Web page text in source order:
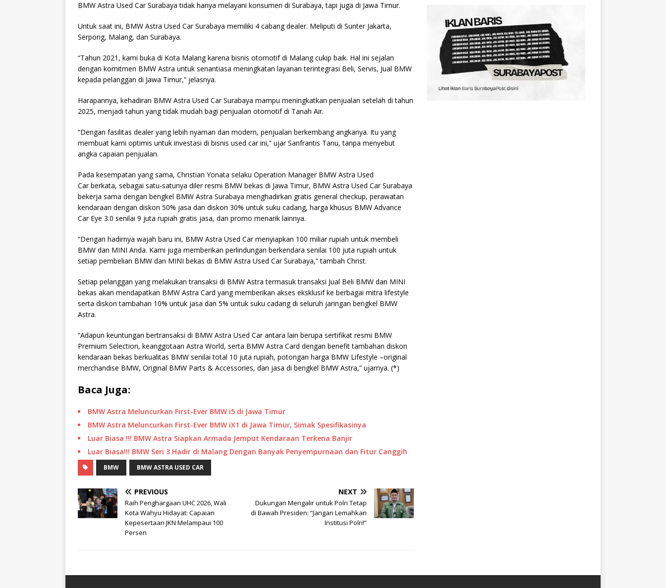
BMW Astra Used Car Surabaya tidak hanya melayani konsumen di Surabaya, tapi juga di Jawa Timur.
Untuk saat ini, BMW Astra Used Car Surabaya memiliki 4 cabang dealer. Meliputi di Sunter Jakarta,
Serpong, Malang, dan Surabaya.
“Tahun 2021, kami buka di Kota Malang karena bisnis otomotif di Malang cukip baik. Hal ini sejalan
dengan komitmen BMW Astra untuk senantiasa meningkatan layanan terintegrasi Beli, Servis, Jual BMW
kepada pelanggan di Jawa Timur,” jelasnya.
Harapannya, kehadiran BMW Astra Used Car Surabaya mampu meningkatkan penjualan setelah di tahun
2025, menjadi tahun yang tidak mudah bagi penjualan otomotif di Tanah Air.
“Dengan fasilitas dealer yang lebih nyaman dan modern, penjualan berkembang angkanya. Itu yang
membuat kami optimis untuk investasi di bisnis used car ini,” ujar Sanfrantis Tanu, tanpa menyebut
angka capaian penjualan.
Pada kesempatan yang sama, Christian Yonata selaku Operation Manager BMW Astra Used
Car berkata, sebagai satu-satunya diler resmi BMW bekas di Jawa Timur, BMW Astra Used Car Surabaya
bekerja sama dengan bengkel BMW Astra Surabaya menghadirkan gratis general checkup, perawatan
kendaraan dengan diskon 50% jasa dan diskon 30% untuk suku cadang, harga khusus BMW Advance
Car Eye 3.0 senilai 9 juta rupiah gratis jasa, dan promo menarik lainnya.
“Dengan hadirnya wajah baru ini, BMW Astra Used Car menyiapkan 100 miliar rupiah untuk membeli
BMW dan MINI Anda. Kami juga memberikan perlindungan berkendara senilai 100 juta rupiah untuk
setiap pembelian BMW dan MINI bekas di BMW Astra Used Car Surabaya,” tambah Christ.
Setiap pelanggan yang melakukan transaksi di BMW Astra termasuk transaksi Jual Beli BMW dan MINI
bekas akan mendapatkan BMW Astra Card yang memberikan akses eksklusif ke berbagai mitra lifestyle
serta diskon tambahan 10% untuk jasa dan 5% untuk suku cadang di seluruh jaringan bengkel BMW
Astra.
“Adapun keuntungan bertransaksi di BMW Astra Used Car antara lain berupa sertifikat resmi BMW
Premium Selection, keanggotaan Astra World, serta BMW Astra Card dengan benefit tambahan diskon
kendaraan bekas berkualitas BMW senilai total 10 juta rupiah, potongan harga BMW Lifestyle –original
merchandise BMW, Original BMW Parts & Accessories, dan jasa di bengkel BMW Astra,” ujarnya. (*)
Baca Juga:
BMW Astra Meluncurkan First-Ever BMW i5 di Jawa Timur
BMW Astra Meluncurkan First-Ever BMW iX1 di Jawa Timur, Simak Spesifikasinya
Luar Biasa !!! BMW Astra Siapkan Armada Jemput Kendaraan Terkena Banjir
Luar Biasa!!! BMW Seri 3 Hadir di Malang Dengan Banyak Penyempurnaan dan Fitur Canggih
BMW BMW ASTRA USED CAR
PREVIOUS
Raih Penghargaan UHC 2026, Wali
Kota Wahyu Hidayat: Capaian
Kepesertaan JKN Melampaui 100
Persen
NEXT
Dukungan Mengalir untuk Polri Tetap
di Bawah Presiden: “Jangan Lemahkan
Institusi Polri!”